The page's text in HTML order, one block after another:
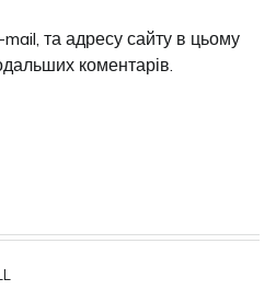
та адресу сайту в цьому
коментарів.